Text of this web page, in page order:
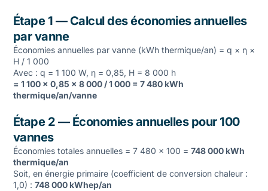
Étape 1 — Calcul des économies annuelles
par vanne
Économies annuelles par vanne (kWh thermique/an) = q × η ×
H / 1 000
Avec : q = 1 100 W, η = 0,85, H = 8 000 h
= 1 100 × 0,85 × 8 000 / 1 000 = 7 480 kWh
thermique/an/vanne
Étape 2 — Économies annuelles pour 100
vannes
Économies totales annuelles = 7 480 × 100 = 748 000 kWh
thermique/an
Soit, en énergie primaire (coefficient de conversion chaleur :
1,0) : 748 000 kWhep/an